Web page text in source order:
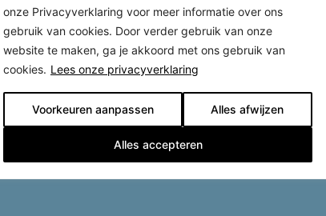
onze Privacyverklaring voor meer informatie over ons
gebruik van cookies. Door verder gebruik van onze
website te maken, ga je akkoord met ons gebruik van
cookies. Lees onze privacyverklaring
Voorkeuren aanpassen Alles afwijzen
Alles accepteren